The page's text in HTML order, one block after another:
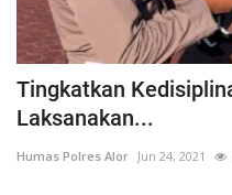
Tingkatkan
Laksanakan...
Humas Polres Alor Jun 24, 2021